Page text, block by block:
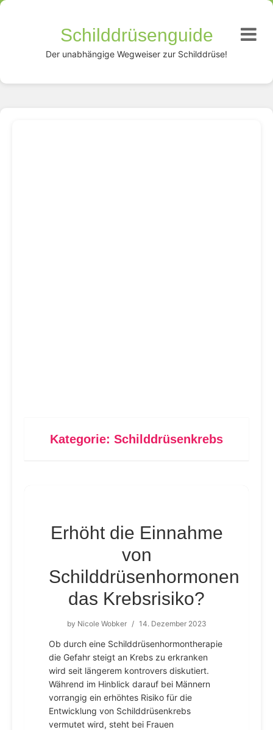
Schilddrüsenguide
Der unabhängige Wegweiser zur Schilddrüse!
Kategorie: Schilddrüsenkrebs
Erhöht die Einnahme
von
Schilddrüsenhormonen
das Krebsrisiko?
by Nicole Wobker / 14. Dezember 2023
Ob durch eine Schilddrüsenhormontherapie
die Gefahr steigt an Krebs zu erkranken
wird seit längerem kontrovers diskutiert.
Während im Hinblick darauf bei Männern
vorrangig ein erhöhtes Risiko für die
Entwicklung von Schilddrüsenkrebs
vermutet wird, steht bei Frauen